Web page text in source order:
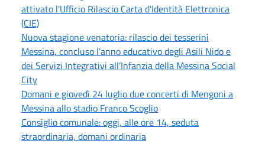
attivato l'Ufficio Rilascio Carta d'Identità Elettronica
(CIE)
Nuova stagione venatoria: rilascio dei tesserini
Messina, concluso l’anno educativo degli Asili Nido e
dei Servizi Integrativi all’Infanzia della Messina Social
City
Domani e giovedì 24 luglio due concerti di Mengoni a
Messina allo stadio Franco Scoglio
Consiglio comunale: oggi, alle ore 14, seduta
straordinaria, domani ordinaria